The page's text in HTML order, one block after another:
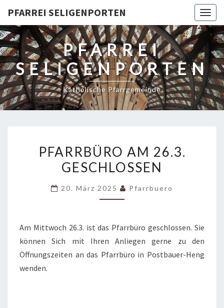
PFARREI SELIGENPORTEN
PFARREI
SELIGENPORTEN
Katholische Pfarrgemeinde
AM
26.3.
PFARRBÜRO AM 26.3.
GESCHLOSSEN
20. März 2025 Pfarrbuero
Am Mittwoch 26.3. ist das Pfarrbüro geschlossen. Sie
können Sich mit Ihren Anliegen gerne zu den
Öffnungszeiten an das Pfarrbüro in Postbauer-Heng
wenden.